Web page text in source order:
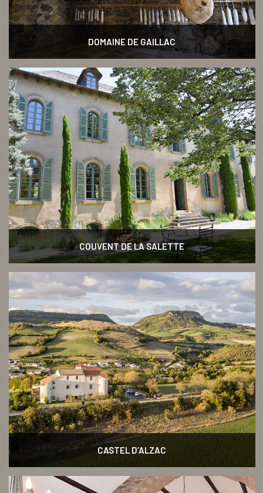
DOMAINE DE GAILLAC
COUVENT DE LA SALETTE
CASTEL D’ALZAC